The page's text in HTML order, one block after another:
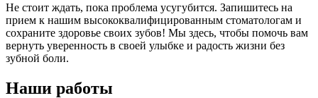
Не стоит ждать, пока проблема усугубится. Запишитесь на
прием к нашим высококвалифицированным стоматологам и
сохраните здоровье своих зубов! Мы здесь, чтобы помочь вам
вернуть уверенность в своей улыбке и радость жизни без
зубной боли.
Наши работы